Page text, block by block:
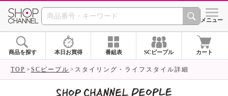
SHOP CHANNEL シメニュー
商品を探す 本日お買得 番組表 SCピープル カート
TOP SCピープル スタイリング・ライフスタイル詳細